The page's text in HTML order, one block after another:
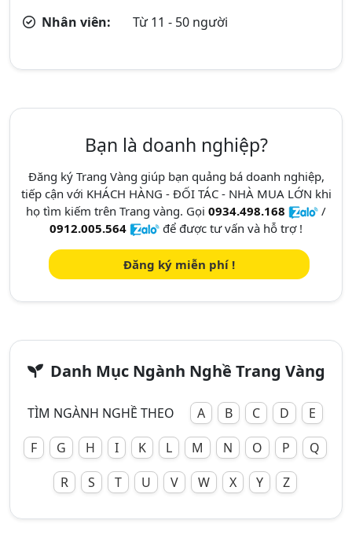
Nhân viên:
Từ 11 - 50 người
Bạn là doanh nghiệp?
Đăng ký Trang Vàng giúp bạn quảng bá doanh nghiệp,
tiếp cận với KHÁCH HÀNG - ĐỐI TÁC - NHÀ MUA LỚN khi
họ tìm kiếm trên Trang vàng. Gọi 0934.498.168
/
0912.005.564
để được tư vấn và hỗ trợ !
Đăng ký miễn phí !
Danh Mục Ngành Nghề Trang Vàng
TÌM NGÀNH NGHỀ THEO A B C D
E
F
G H I K L M N O P
Q
R
S T U V W X Y Z